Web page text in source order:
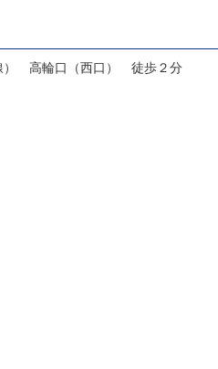
） 高輪口（西口） 徒歩２分